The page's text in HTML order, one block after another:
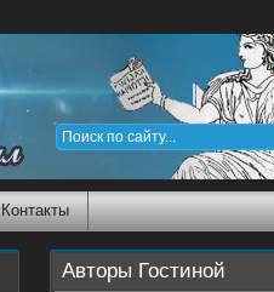
Контакты
Авторы Гостиной